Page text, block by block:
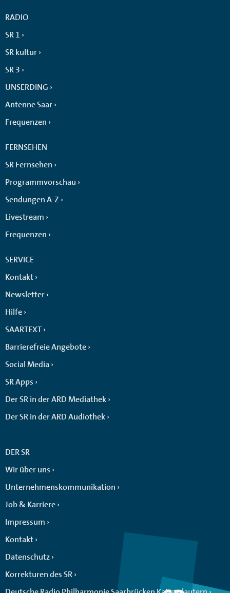
RADIO
SR 1
SR kultur
SR 3
UNSERDING
Antenne Saar
Frequenzen
FERNSEHEN
SR Fernsehen
Programmvorschau
Sendungen A-Z
Livestream
Frequenzen
SERVICE
Kontakt
Newsletter
Hilfe
SAARTEXT
Barrierefreie Angebote
Social Media
SR Apps
Der SR in der ARD Mediathek
Der SR in der ARD Audiothek
DER SR
Wir über uns
Unternehmenskommunikation
Job & Karriere
Impressum
Kontakt
Datenschutz
Korrekturen des SR